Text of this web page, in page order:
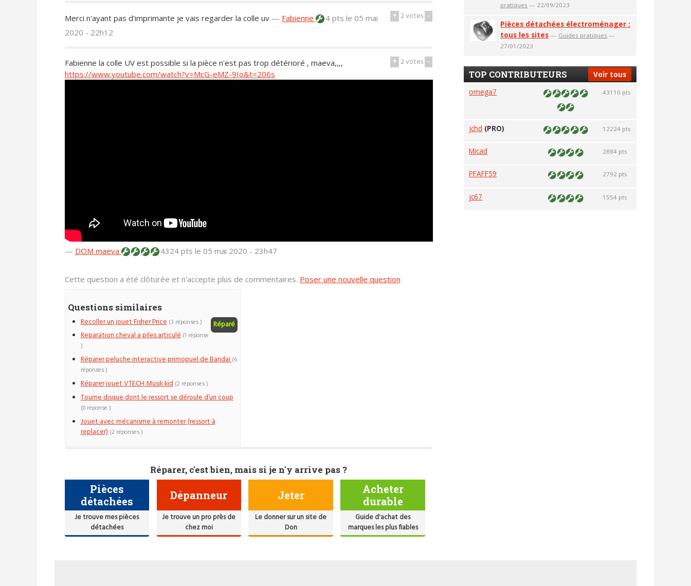
+ 2votes -
Merci n'ayant pas d'imprimante je vais regarder la colle uv — Fabienne 4 pts le 05 mai
2020 - 22h12
+ 2votes -
Fabienne la colle UV est possible si la pièce n'est pas trop détérioré , maeva,,,,
https://www.youtube.com/watch?v=McG-eMZ-9Io&t=206s
— DOM maeva 4324 pts le 05 mai 2020 - 23h47
Cette question a été clôturée et n'accepte plus de commentaires. Poser une nouvelle question
Questions similaires
Recoller un jouet Fisher Price Réparé
(3 réponses )
Reparation cheval a piles articulé (1 réponse
)
Réparer peluche interactive primopuel de Bandai(6
réponses )
Réparer jouet VTECH Musik kid (2 réponses )
Tourne disque dont le ressort se déroule d’un coup
(0 réponse )
Jouet avec mécanisme à remonter (ressort à
replacer) (2 réponses )
Réparer, c'est bien, mais si je n'y arrive pas ?
Pièces
détachées
Je trouve mes pièces
détachées
Dépanneur
Je trouve un pro près de
chez moi
Jeter
Le donner sur un site de
Don
Acheter
durable
Guide d'achat des
marques les plus fiables
pratiques — 22/09/2023
Pièces détachées électroménager :
tous les sites — Guides pratiques —
27/01/2023
Voir tous
TOP CONTRIBUTEURS
omega7 43110 pts
jchd (PRO) 12224 pts
Micad 2884 pts
PFAFF59 2792 pts
jc67 1554 pts